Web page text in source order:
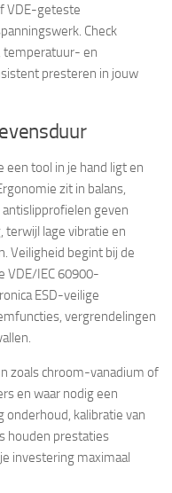
VDE-geteste
Check
temperatuur- en
presteren in jouw
een tool in je hand ligt en
zit in balans,
geven
terwijl lage vibratie en
Veiligheid begint bij de
VDE/IEC 60900-
ESD-veilige
vergrendelingen
zoals chroom-vanadium of
en waar nodig een
kalibratie van
houden prestaties
investering maximaal